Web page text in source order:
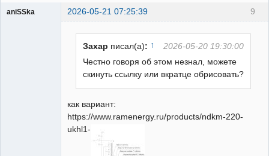
9
aniSSka 2026-05-21 07:25:39
Захар писал(а): ↑
2026-05-20 19:30:00
Честно говоря об этом незнал, можете
скинуть ссылку или вкратце обрисовать?
как вариант:
https://www.ramenergy.ru/products/ndkm-220-
ukhl1-